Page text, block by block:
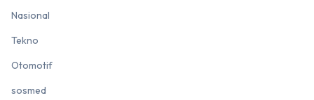
Nasional
Tekno
Otomotif
sosmed